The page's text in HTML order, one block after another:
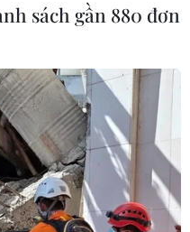
hạng tín nhiệm
TPBank đạt hơn 310
kế hoạch mục tiêu;
đạt 3.788 tỷ đồng,
ngoái.
sách gần 880 đơn